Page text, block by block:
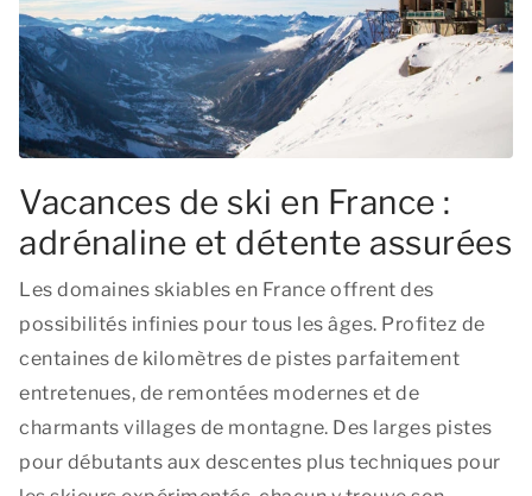
Vacances de ski en France :
adrénaline et détente assurées
Les domaines skiables en France offrent des
possibilités infinies pour tous les âges. Profitez de
centaines de kilomètres de pistes parfaitement
entretenues, de remontées modernes et de
charmants villages de montagne. Des larges pistes
pour débutants aux descentes plus techniques pour